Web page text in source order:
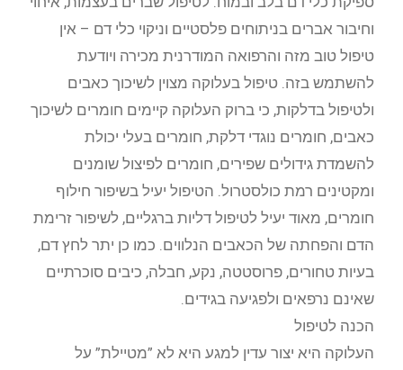
וחיבור אברים בניתוחים פלסטיים וניקוי כלי דם – אין
טיפול טוב מזה והרפואה המודרנית מכירה ויודעת
להשתמש בזה. טיפול בעלוקה מצוין לשיכוך כאבים
ולטיפול בדלקות, כי ברוק העלוקה קיימים חומרים לשיכוך
כאבים, חומרים נוגדי דלקת, חומרים בעלי יכולת
להשמדת גידולים שפירים, חומרים לפיצול שומנים
ומקטינים רמת כולסטרול. הטיפול יעיל בשיפור חילוף
חומרים, מאוד יעיל לטיפול דליות ברגליים, לשיפור זרימת
הדם והפחתה של הכאבים הנלווים. כמו כן יתר לחץ דם,
בעיות טחורים, פרוסטטה, נקע, חבלה, כיבים סוכרתיים
שאינם נרפאים ולפגיעה בגידים.
הכנה לטיפול
העלוקה היא יצור עדין למגע היא לא ”מטיילת” על